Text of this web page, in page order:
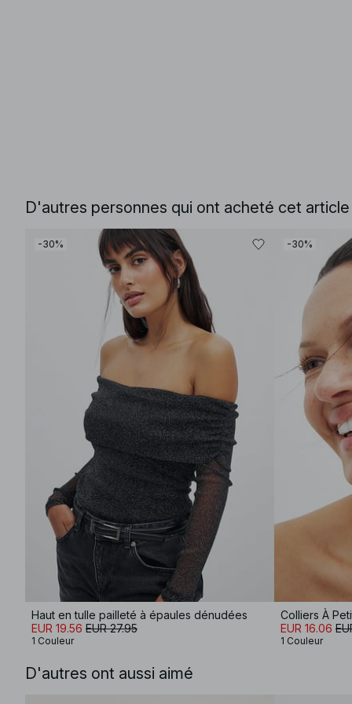
D'autres personnes qui ont acheté cet
-30%
Haut en tulle pailleté à épaules dénudées
EUR 19.56 EUR 27.95
1 Couleur
-30%
Colliers À
EUR 16.06
1 Couleur
D'autres ont aussi aimé